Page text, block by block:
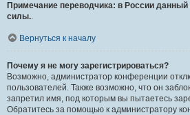
Примечание переводчика: в России
силы..
Вернуться к началу
Почему я не могу зарегистрироваться?
Возможно, администратор конференции
пользователей. Также возможно, что он
запретил имя, под которым вы пытаетесь
Обратитесь за помощью к администратору